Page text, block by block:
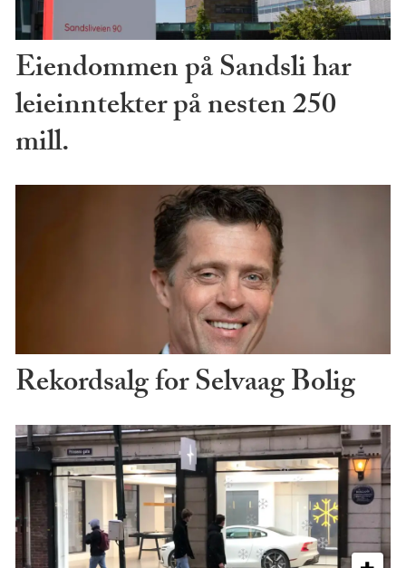
Eiendommen på Sandsli har
leieinntekter på nesten 250
mill.
Rekordsalg for Selvaag Bolig